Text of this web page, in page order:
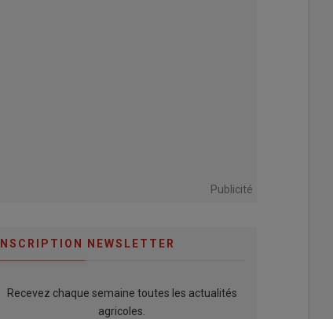
Publicité
INSCRIPTION NEWSLETTER
Recevez chaque semaine toutes les actualités
agricoles.